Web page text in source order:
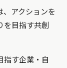
アクションを
目指す共創
指す企業・自